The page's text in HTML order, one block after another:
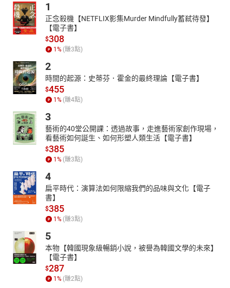
VANS爆人氣新款『奶茶色球鞋TOP3』版型、顯瘦總評！
鞋櫃必備國民球鞋即將換人當了！以往說到鞋櫃基本球鞋絕對會想
到白球鞋，但最近取而代之的是擁有超高搭配性與耐髒的「奶茶
色」鞋款，本次的LOOKin神級單品實測，嚴選了人氣品牌VANS中
的三大經典奶茶色球鞋，針對版型、價格、搭配完整評測，入手第
一雙奶茶色球鞋前必看！
【最強５大專櫃蜜粉】評比推薦！
定妝、控油、光澤、粉霧全紀錄～通通好用到戴口罩也決不脫妝！
蜜粉可說是女生上妝必備的好夥伴，不只能達到完美的持妝效果，
也能做到毛孔修飾、細緻膚質的作用，有一個好用的蜜粉，可說精
緻的妝容就已成功一半！這次小編特別找出網評熱夯的５大專櫃蜜
粉，作為本次的神級評比實測，希望藉由這次的介紹，大家可以從
中找到適合自己的一品喔～
NT.萬元初隱藏爆款！
2021【COACH小相機包包】可以肩揹手拎、容量也超完美♥
COACH包包一直都很受到台女子的喜歡，簡約俐落的耐看風格、充
滿都會質感又兼顧搭配性，讓各種風格的打扮都能輕鬆駕馭，最近
COACH櫃上又默默上架一款隱藏版新品詢問度超高，可愛精巧的
ALIE相機包，連價格也超親民！
LV包包新爆款！櫃上超熱賣「隱藏版WOC」推薦清單
達芙妮、Pochette Félicie都經典必收♥
LOUIS VUITTON以十足經典而雋永的設計擄獲了一票女子芳心，而
在最受歡迎的Monogram塗層帆布材質包款之外，WOC鏈帶錢包也
是LV結帳率非常高的款式，超乎想像的足夠容量搭配較無負擔的討
1
正念殺機【NETFLIX影集Murder Mindfully蓄弒待發】
【電子書】
$308
1 % (賺3點)
2
時間的起源：史蒂芬．霍金的最終理論【電子書】
$455
1 % (賺4點)
3
藝術的40堂公開課：透過故事，走進藝術家創作現場，
看藝術如何誕生、如何形塑人類生活【電子書】
$385
1 % (賺3點)
4
扁平時代：演算法如何限縮我們的品味與文化【電子
書】
$385
1 % (賺3點)
5
本物【韓國現象級暢銷小說，被譽為韓國文學的未來】
【電子書】
$287
1 % (賺2點)